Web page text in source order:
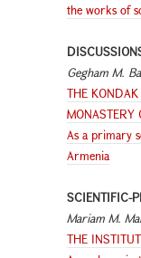
the works of
Gegham M.
THE
MONASTERY
As a primary
Armenia
SCIENTIFIC-
Mariam M.
THE